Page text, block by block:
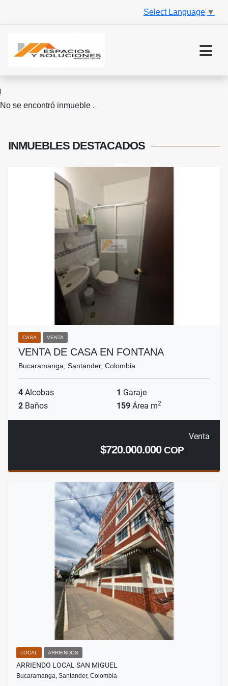
Select Language ▼
No se encontró inmueble .
INMUEBLES DESTACADOS
CASA VENTA
VENTA DE CASA EN FONTANA
Bucaramanga, Santander, Colombia
4 Alcobas 1 Garaje
2 Baños 159 Área m2
Venta
$720.000.000COP
LOCAL ARRIENDOS
ARRIENDO LOCAL SAN MIGUEL
Bucaramanga, Santander, Colombia